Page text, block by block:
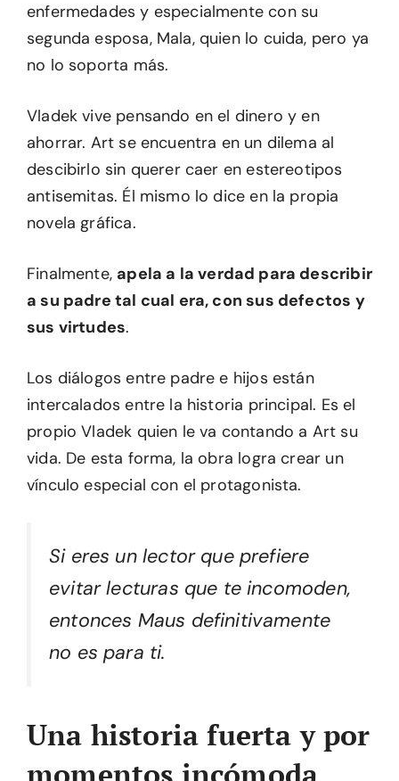
enfermedades y especialmente con su
segunda esposa, Mala, quien lo cuida, pero ya
no lo soporta más.
Vladek vive pensando en el dinero y en
ahorrar. Art se encuentra en un dilema al
descibirlo sin querer caer en estereotipos
antisemitas. Él mismo lo dice en la propia
novela gráfica.
Finalmente, apela a la verdad para describir
a su padre tal cual era, con sus defectos y
sus virtudes.
Los diálogos entre padre e hijos están
intercalados entre la historia principal. Es el
propio Vladek quien le va contando a Art su
vida. De esta forma, la obra logra crear un
vínculo especial con el protagonista.
Si eres un lector que prefiere
evitar lecturas que te incomoden,
entonces Maus definitivamente
no es para ti.
Una historia fuerta y por